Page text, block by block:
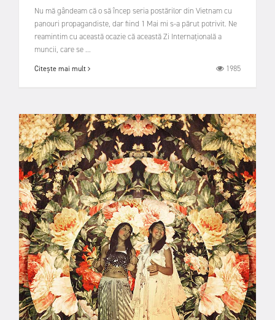
Nu mă gândeam că o să încep seria postărilor din Vietnam cu
panouri propagandiste, dar fiind 1 Mai mi s-a părut potrivit. Ne
reamintim cu această ocazie că această Zi Internațională a
muncii, care se ...
Citește mai mult 1985